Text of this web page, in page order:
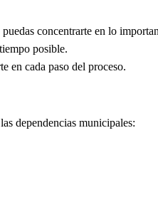
concentrarte en lo
posible.
en cada paso del proceso.
dependencias municipales: